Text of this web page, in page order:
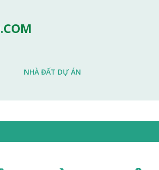
NHÀ ĐẤT DỰ ÁN